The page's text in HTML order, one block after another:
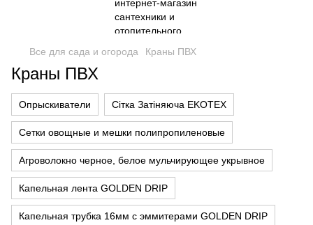
Все для сада и огорода Краны ПВХ
Краны ПВХ
Опрыскиватели Сітка Затіняюча EKOTEX
Сетки овощные и мешки полипропиленовые
Агроволокно черное, белое мульчирующее укрывное
Капельная лента GOLDEN DRIP
Капельная трубка 16мм с эммитерами GOLDEN DRIP